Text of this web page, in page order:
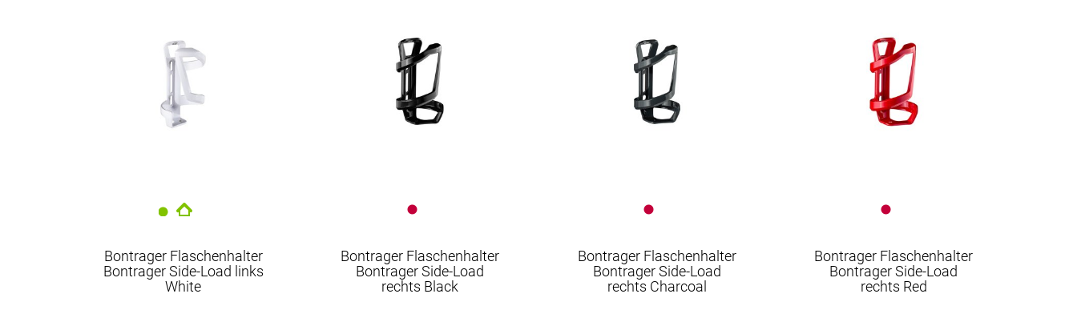
Bontrager Flaschenhalter
Bontrager Side-Load links
White
Bontrager Flaschenhalter
Bontrager Side-Load
rechts Black
Bontrager Flaschenhalter
Bontrager Side-Load
rechts Charcoal
Bontrager Flaschenhalter
Bontrager Side-Load
rechts Red